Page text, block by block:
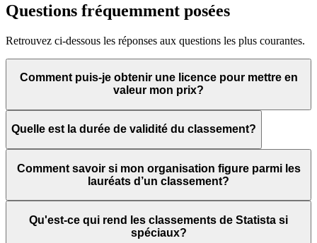
Questions fréquemment posées
Retrouvez ci-dessous les réponses aux questions les plus courantes.
Comment puis-je obtenir une licence pour mettre en
valeur mon prix?
Quelle est la durée de validité du classement?
Comment savoir si mon organisation figure parmi les
lauréats d’un classement?
Qu'est-ce qui rend les classements de Statista si
spéciaux?